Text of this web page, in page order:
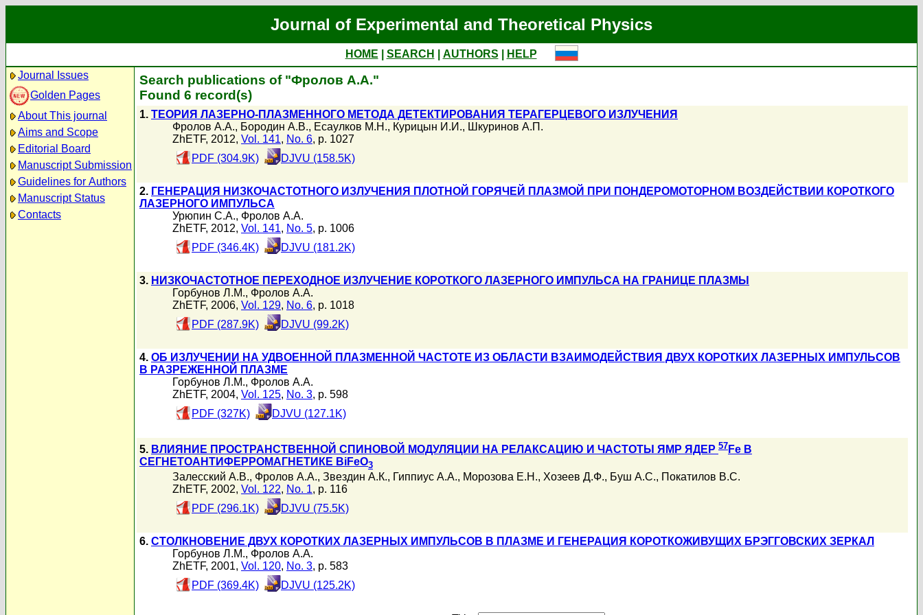
Journal of Experimental and Theoretical Physics
HOME SEARCH AUTHORS
HELP
Journal Issues
Golden Pages
About This journal
Aims and Scope
Editorial Board
Manuscript Submission
Guidelines for Authors
Manuscript Status
Contacts
Search publications of "Фролов А.А."
Found 6 record(s)
1. ТЕОРИЯ ЛАЗЕРНО-ПЛАЗМЕННОГО МЕТОДА ДЕТЕКТИРОВАНИЯ ТЕРАГЕРЦЕВОГО ИЗЛУЧЕНИЯ
Фролов А.А., Бородин А.В., Есаулков М.Н., Курицын И.И., Шкуринов А.П.
ZhETF, 2012, Vol. 141, No. 6, p. 1027
PDF (304.9K)
DJVU (158.5K)
2. ГЕНЕРАЦИЯ НИЗКОЧАСТОТНОГО ИЗЛУЧЕНИЯ ПЛОТНОЙ ГОРЯЧЕЙ ПЛАЗМОЙ ПРИ ПОНДЕРОМОТОРНОМ ВОЗДЕЙСТВИИ КОРОТКОГО
ЛАЗЕРНОГО ИМПУЛЬСА
Урюпин С.А., Фролов А.А.
ZhETF, 2012, Vol. 141, No. 5, p. 1006
PDF (346.4K)
DJVU (181.2K)
3. НИЗКОЧАСТОТНОЕ ПЕРЕХОДНОЕ ИЗЛУЧЕНИЕ КОРОТКОГО ЛАЗЕРНОГО ИМПУЛЬСА НА ГРАНИЦЕ ПЛАЗМЫ
Горбунов Л.М., Фролов А.А.
ZhETF, 2006, Vol. 129, No. 6, p. 1018
PDF (287.9K)
DJVU (99.2K)
4. ОБ ИЗЛУЧЕНИИ НА УДВОЕННОЙ ПЛАЗМЕННОЙ ЧАСТОТЕ ИЗ ОБЛАСТИ ВЗАИМОДЕЙСТВИЯ ДВУХ КОРОТКИХ ЛАЗЕРНЫХ ИМПУЛЬСОВ
В РАЗРЕЖЕННОЙ ПЛАЗМЕ
Горбунов Л.М., Фролов А.А.
ZhETF, 2004, Vol. 125, No. 3, p. 598
PDF (327K)
DJVU (127.1K)
5. ВЛИЯНИЕ ПРОСТРАНСТВЕННОЙ СПИНОВОЙ МОДУЛЯЦИИ НА РЕЛАКСАЦИЮ И ЧАСТОТЫ ЯМР ЯДЕР 57 Fe В
СЕГНЕТОАНТИФЕРРОМАГНЕТИКЕ BiFeO3
Залесский А.В., Фролов А.А., Звездин А.К., Гиппиус А.А., Морозова Е.Н., Хозеев Д.Ф., Буш А.С., Покатилов В.С.
ZhETF, 2002, Vol. 122, No. 1, p. 116
PDF (296.1K)
DJVU (75.5K)
6. СТОЛКНОВЕНИЕ ДВУХ КОРОТКИХ ЛАЗЕРНЫХ ИМПУЛЬСОВ В ПЛАЗМЕ И ГЕНЕРАЦИЯ КОРОТКОЖИВУЩИХ БРЭГГОВСКИХ ЗЕРКАЛ
Горбунов Л.М., Фролов А.А.
ZhETF, 2001, Vol. 120, No. 3, p. 583
PDF (369.4K)
DJVU (125.2K)